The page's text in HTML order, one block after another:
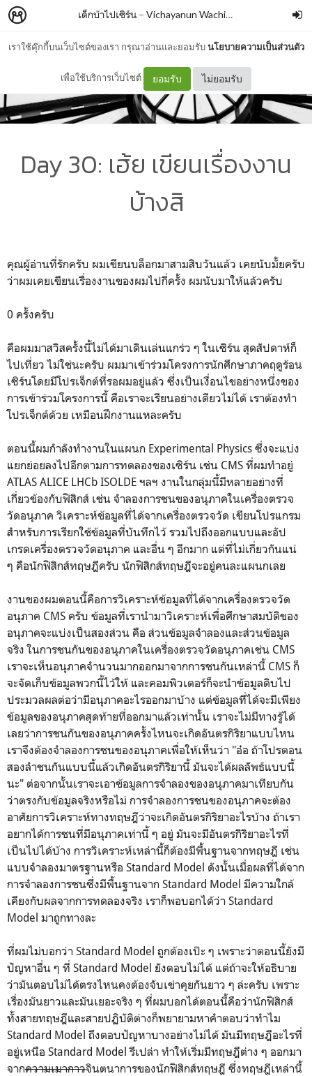
เราใช้คุ๊กกี้บนเว็บไซต์ของเรา กรุณาอ่านและยอมรับนโยบายความเป็นส่วนตัว
เพื่อใช้บริการเว็บไซต์ ยอมรับ ไม่ยอมรับ
เด็กบ้าไปเซิร์น – Vichayanun Wachirapusitanand
Day 30: เฮ้ย เขียนเรื่องงาน
บ้างสิ
คุณผู้อ่านที่รักครับ ผมเขียนบล็อกมาสามสิบวันแล้ว เคยนับมั้ยครับ
ว่าผมเคยเขียนเรื่องงานของผมไปกี่ครั้ง ผมนับมาให้แล้วครับ
0 ครั้งครับ
คือผมมาสวิสครั้งนี้ไม่ได้มาเดินเล่นแกร่ว ๆ ในเซิร์น สุดสัปดาห์ก็
ไปเที่ยว ไม่ใช่นะครับ ผมมาเข้าร่วมโครงการนักศึกษาภาคฤดูร้อน
เซิร์นโดยมีโปรเจ็กต์ที่รอผมอยู่แล้ว ซึ่งเป็นเงื่อนไขอย่างหนึ่งของ
การเข้าร่วมโครงการนี้ คือเราจะเรียนอย่างเดียวไม่ได้ เราต้องทำ
โปรเจ็กต์ด้วย เหมือนฝึกงานแหละครับ
ตอนนี้ผมกำลังทำงานในแผนก Experimental Physics ซึ่งจะแบ่ง
แยกย่อยลงไปอีกตามการทดลองของเซิร์น เช่น CMS ที่ผมทำอยู่
ATLAS ALICE LHCb ISOLDE ฯลฯ งานในกลุ่มนี้มีหลายอย่างที่
เกี่ยวข้องกับฟิสิกส์ เช่น จำลองการชนของอนุภาคในเครื่องตรวจ
วัดอนุภาค วิเคราะห์ข้อมูลที่ได้จากเครื่องตรวจวัด เขียนโปรแกรม
สำหรับการเรียกใช้ข้อมูลที่บันทึกไว้ รวมไปถึงออกแบบและอัป
เกรดเครื่องตรวจวัดอนุภาค และอื่น ๆ อีกมาก แต่ที่ไม่เกี่ยวกันแน่
ๆ คือนักฟิสิกส์ทฤษฎีครับ นักฟิสิกส์ทฤษฎีจะอยู่คนละแผนกเลย
งานของผมตอนนี้คือการวิเคราะห์ข้อมูลที่ได้จากเครื่องตรวจวัด
อนุภาค CMS ครับ ข้อมูลที่เรานำมาวิเคราะห์เพื่อศึกษาสมบัติของ
อนุภาคจะแบ่งเป็นสองส่วน คือ ส่วนข้อมูลจำลองและส่วนข้อมูล
จริง ในการชนกันของอนุภาคในเครื่องตรวจวัดอนุภาคเช่น CMS
เราจะเห็นอนุภาคจำนวนมากออกมาจากการชนกันเหล่านี้ CMS ก็
จะจัดเก็บข้อมูลพวกนี้ไว้ให้ และคอมพิวเตอร์ก็จะนำข้อมูลดิบไป
ประมวลผลต่อว่ามีอนุภาคอะไรออกมาบ้าง แต่ข้อมูลที่ได้จะมีเพียง
ข้อมูลของอนุภาคสุดท้ายที่ออกมาแล้วเท่านั้น เราจะไม่มีทางรู้ได้
เลยว่าการชนกันของอนุภาคครั้งไหนจะเกิดอันตรกิริยาแบบไหน
เราจึงต้องจำลองการชนของอนุภาคเพื่อให้เห็นว่า "อ๋อ ถ้าโปรตอน
สองลำชนกันแบบนี้แล้วเกิดอันตรกิริยานี้ มันจะได้ผลลัพธ์แบบนี้
นะ" ต่อจากนั้นเราจะเอาข้อมูลการจำลองของอนุภาคมาเทียบกัน
ว่าตรงกับข้อมูลจริงหรือไม่ การจำลองการชนของอนุภาคจะต้อง
อาศัยการวิเคราะห์ทางทฤษฎีว่าจะเกิดอันตรกิริยาอะไรบ้าง ถ้าเรา
อยากได้การชนที่มีอนุภาคเท่านี้ ๆ อยู่ มันจะมีอันตรกิริยาอะไรที่
เป็นไปได้บ้าง การวิเคราะห์เหล่านี้ก็ต้องมีพื้นฐานจากทฤษฎี เช่น
แบบจำลองมาตรฐานหรือ Standard Model ดังนั้นเมื่อผลที่ได้จาก
การจำลองการชนซึ่งมีพื้นฐานจาก Standard Model มีความใกล้
เคียงกับผลจากการทดลองจริง เราก็พอบอกได้ว่า Standard
Model มาถูกทางละ
ที่ผมไม่บอกว่า Standard Model ถูกต้องเป๊ะ ๆ เพราะว่าตอนนี้ยังมี
ปัญหาอื่น ๆ ที่ Standard Model ยังตอบไม่ได้ แต่ถ้าจะให้อธิบาย
ว่ามันตอบไม่ได้ตรงไหนคงต้องจับเข่าคุยกันยาว ๆ ล่ะครับ เพราะ
เรื่องมันยาวและมันเยอะจริง ๆ ที่ผมบอกได้ตอนนี้คือว่านักฟิสิกส์
ทั้งสายทฤษฎีและสายปฏิบัติต่างก็พยายามหาคำตอบว่าทำไม
Standard Model ถึงตอบปัญหาบางอย่างไม่ได้ มันมีทฤษฎีอะไรที่
อยู่เหนือ Standard Model รึเปล่า ทำให้เริ่มมีทฤษฎีต่าง ๆ ออกมา
จากความเมากาวจินตนาการของนักฟิสิกส์ทฤษฎี ซึ่งทฤษฎีเหล่านี้